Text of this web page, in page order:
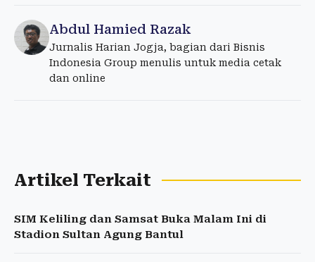
Abdul Hamied Razak
Jurnalis Harian Jogja, bagian dari Bisnis
Indonesia Group menulis untuk media cetak
dan online
Artikel Terkait
SIM Keliling dan Samsat Buka Malam Ini di
Stadion Sultan Agung Bantul